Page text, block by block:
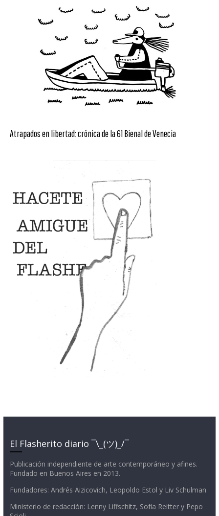
Atrapados en libertad: crónica de la 61 Bienal de Venecia
El Flasherito diario ¯\_(ツ)_/¯
Publicación independiente de arte contemporáneo y afines.
Fundado en Buenos Aires en 2013.
Fundadores: Andrés Aizicovich, Leopoldo Estol y Liv Schulman
Ministerio de redacción: Lenny Liffschitz, Sofía Reitter y Pepo